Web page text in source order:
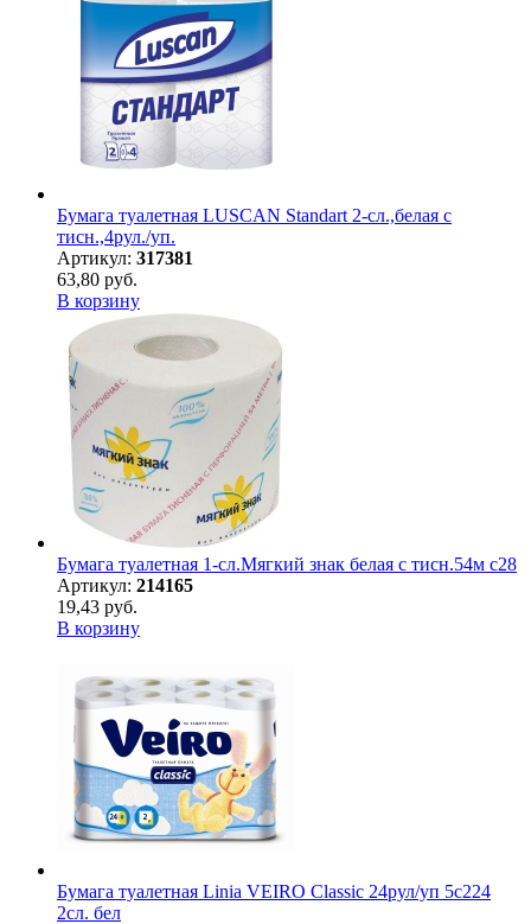
Бумага туалетная LUSCAN Standart 2-сл.,белая с
тисн.,4рул./уп.
Артикул: 317381
63,80 руб.
В корзину
Бумага туалетная 1-сл.Мягкий знак белая с тисн.54м c28
Артикул: 214165
19,43 руб.
В корзину
Бумага туалетная Linia VEIRO Classic 24рул/уп 5с224
2сл. бел